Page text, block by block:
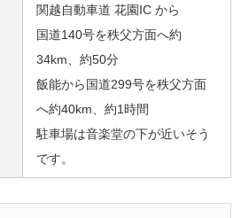
関越自動車道 花園IC から
国道140号を秩父方面へ約
34km、約50分
飯能から国道299号を秩父方面
へ約40km、約1時間
駐車場は音楽堂の下が近いそう
です。